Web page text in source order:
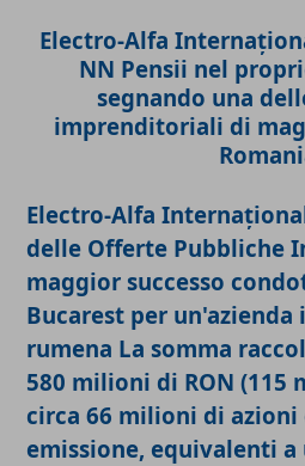
Electro-Alfa
NN Pensii nel
segnando una
imprenditoriali di
Electro-Alfa
delle Offerte Pubbliche
maggior successo
Bucarest per
rumena La somma
580 milioni di RON (115
circa 66 milioni di azioni
emissione, equivalenti